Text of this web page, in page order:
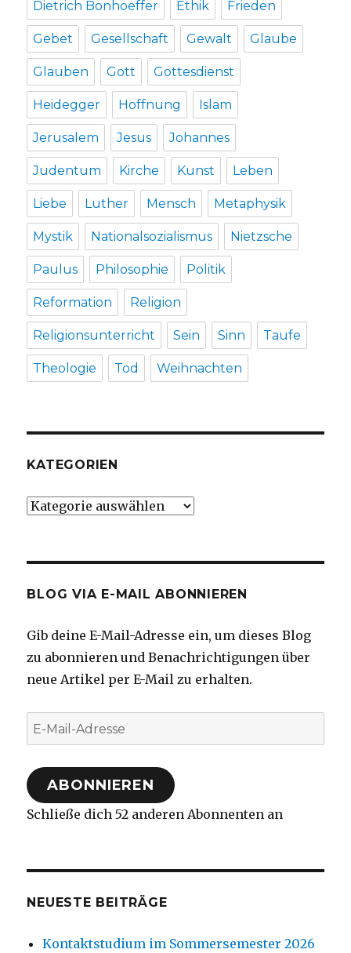
Dietrich Bonhoeffer Ethik Frieden
Gebet Gesellschaft Gewalt Glaube
Glauben Gott Gottesdienst
Heidegger Hoffnung Islam
Jerusalem Jesus Johannes
Judentum Kirche Kunst Leben
Liebe Luther Mensch Metaphysik
Mystik Nationalsozialismus Nietzsche
Paulus Philosophie Politik
Reformation Religion
Religionsunterricht Sein Sinn Taufe
Theologie Tod Weihnachten
KATEGORIEN
Kategorien
BLOG VIA E-MAIL ABONNIEREN
Gib deine E-Mail-Adresse ein, um dieses Blog
zu abonnieren und Benachrichtigungen über
neue Artikel per E-Mail zu erhalten.
E-
Mail-
Adresse
ABONNIEREN
Schließe dich 52 anderen Abonnenten an
NEUESTE BEITRÄGE
Kontaktstudium im Sommersemester 2026